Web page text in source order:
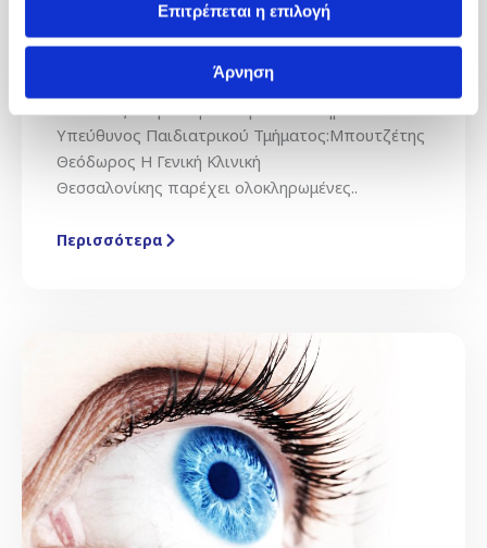
Επιτρέπεται η επιλογή
Άρνηση
Νεογνολογικό/Παιδιατρικό
Επιστημονικά Υπεύθυνη Νεογνικής
Υπεύθυνος Παιδιατρικού Τμήματος:Μπουτζέτης
Θεόδωρος Η Γενική Κλινική
Θεσσαλονίκης παρέχει ολοκληρωμένες..
Περισσότερα